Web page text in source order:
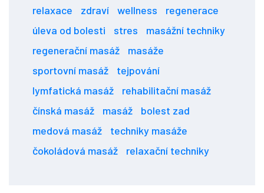
relaxace zdraví wellness
regenerace
úleva od bolesti
stres
masážní techniky
regenerační masáž
masáže
sportovní masáž
tejpování
lymfatická masáž
rehabilitační masáž
čínská masáž
masáž
bolest zad
medová masáž
techniky masáže
čokoládová masáž
relaxační techniky